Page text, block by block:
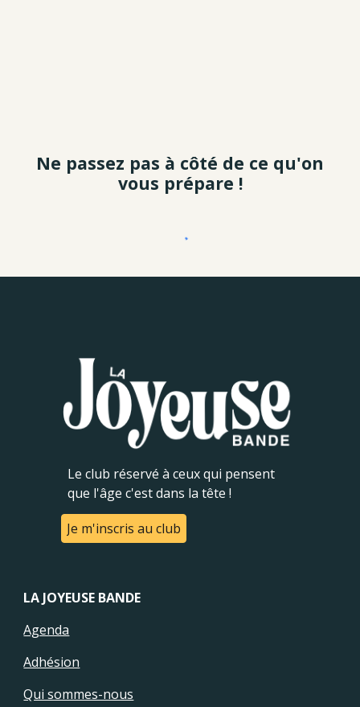
Ne passez pas à côté de ce qu'on
vous prépare !
Le club réservé à ceux qui pensent
que l'âge c'est dans la tête !
Je m'inscris au club
LA JOYEUSE BANDE
Agenda
Adhésion
Qui sommes-nous